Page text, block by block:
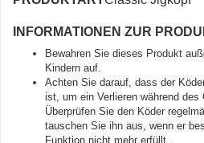
INFORMATIONEN ZUR
Bewahren Sie dieses Produkt
Kindern auf.
Achten Sie darauf, dass der
ist, um ein Verlieren während des
Überprüfen Sie den Köder
tauschen Sie ihn aus, wenn er
Funktion nicht mehr erfüllt.